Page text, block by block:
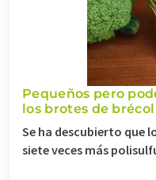
Pequeños pero
los brotes de brécol
Se ha descubierto que
siete veces más